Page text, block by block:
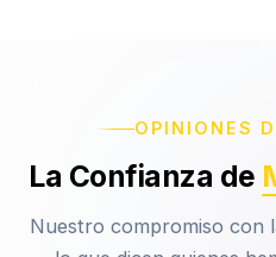
OPINIONES
La Confianza de
Nuestro compromiso con